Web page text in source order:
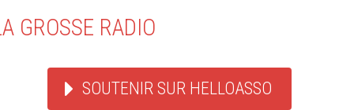
GROSSE RADIO
SOUTENIR SUR HELLOASSO